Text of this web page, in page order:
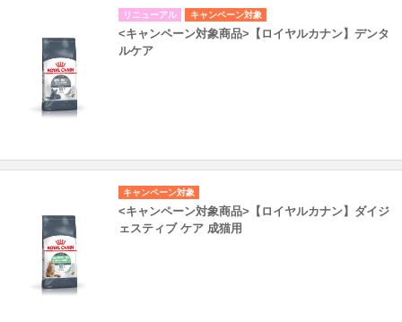
リニューアル キャンペーン対象
<キャンペーン対象商品>【ロイヤルカナン】デンタ
ルケア
キャンペーン対象
<キャンペーン対象商品>【ロイヤルカナン】ダイジ
ェスティブ ケア 成猫用